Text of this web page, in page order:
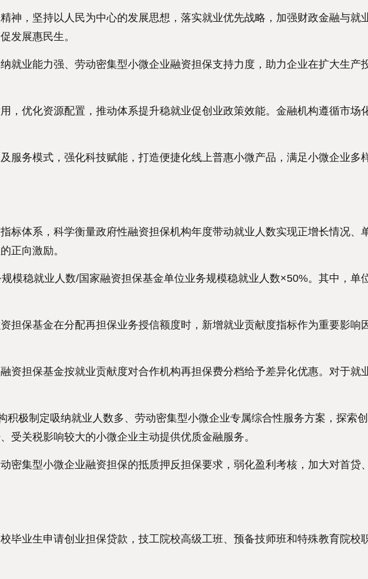
，坚持以人民为中心的发展思想，落实就业优先战略，加强财政金融与就
发展惠民生。
能力强、劳动密集型小微企业融资担保支持力度，助力企业在扩大生产
化资源配置，推动体系提升稳就业促创业政策效能。金融机构遵循市场
模式，强化科技赋能，打造便捷化线上普惠小微产品，满足小微企业多
体系，科学衡量政府性融资担保机构年度带动就业人数实现正增长情况、
正向激励。
稳就业人数/国家融资担保基金单位业务规模稳就业人数×50%。其中，单
保基金在分配再担保业务授信额度时，新增就业贡献度指标作为重要影响
担保基金按就业贡献度对合作机构再担保费分档给予差异化优惠。对于就
极制定吸纳就业人数多、劳动密集型小微企业专属综合性服务方案，探索
受关税影响较大的小微企业主动提供优质金融服务。
集型小微企业融资担保的抵质押反担保要求，弱化盈利考核，加大对首贷
业生申请创业担保贷款，技工院校高级工班、预备技师班和特殊教育院校